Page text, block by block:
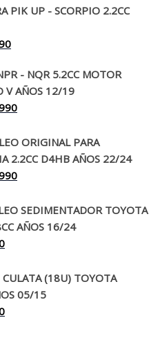
PIK UP - SCORPIO 2.2CC
El
actual
es:
$94.990.
- NQR 5.2CC MOTOR
V AÑOS 12/19
El
actual
es:
$519.990.
ORIGINAL PARA
2.2CC D4HB AÑOS 22/24
El
actual
es:
SEDIMENTADOR TOYOTA
AÑOS 16/24
El
actual
es:
$17.990.
CULATA (18U) TOYOTA
05/15
El